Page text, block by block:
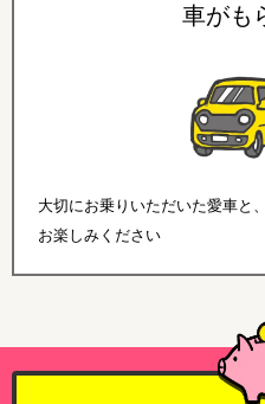
車がも
大切にお乗りいただいた愛車と
お楽しみください